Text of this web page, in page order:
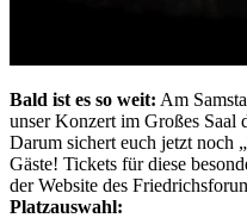
Bald ist es so weit: Am
unser Konzert im Großes Saal
Darum sichert euch jetzt noch
Gäste! Tickets für diese
der Website des
Platzauswahl: